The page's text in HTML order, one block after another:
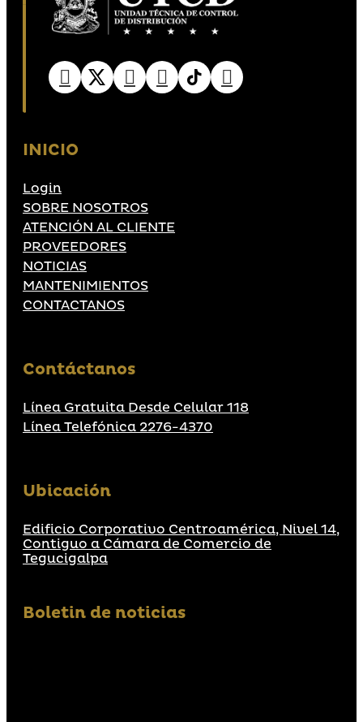
INICIO
Login
SOBRE NOSOTROS
ATENCIÓN AL CLIENTE
PROVEEDORES
NOTICIAS
MANTENIMIENTOS
CONTACTANOS
Contáctanos
Línea Gratuita Desde Celular 118
Línea Telefónica 2276-4370
Ubicación
Edificio Corporativo Centroamérica, Nivel 14,
Contiguo a Cámara de Comercio de
Tegucigalpa
Boletin de noticias